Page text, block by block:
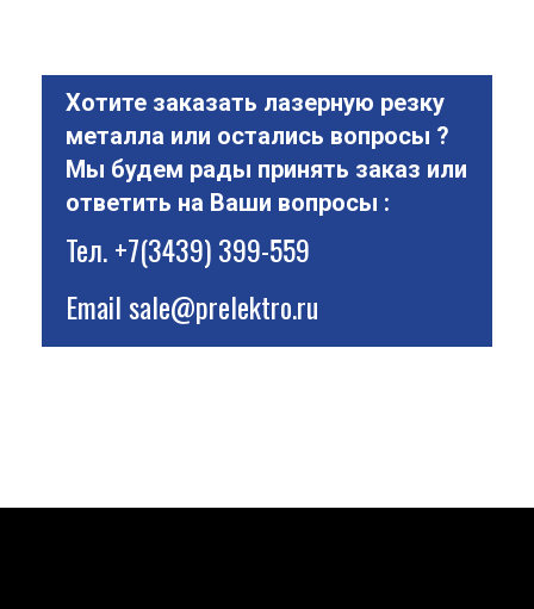
Хотите заказать лазерную резку
металла или остались вопросы ?
Мы будем рады принять заказ или
ответить на Ваши вопросы :
Тел.+7(3439) 399-559
Emailsale@prelektro.ru